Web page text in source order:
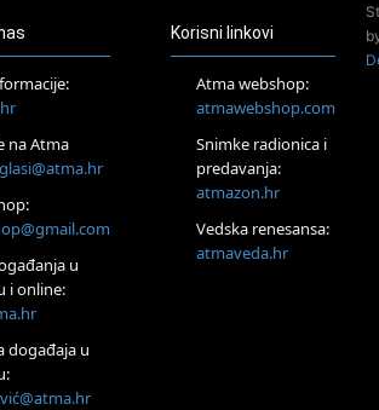
razvijanja intuicije i Akaša zapisa
Profesionalni hipnoterapeut — nova
Vibracije Nove Zemlje
– Jednodnevna radionica sistemskih
na Atma
u
i online:
događaja u
Korisni linkovi
Atma webshop:
atmawebshop.com
Snimke radionica i
predavanja:
atmazon.hr
Vedska renesansa:
atmaveda.hr